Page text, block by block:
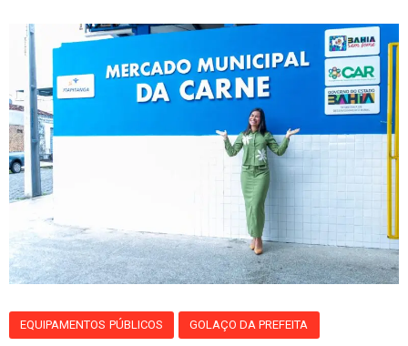
EQUIPAMENTOS PÚBLICOS GOLAÇO DA PREFEITA